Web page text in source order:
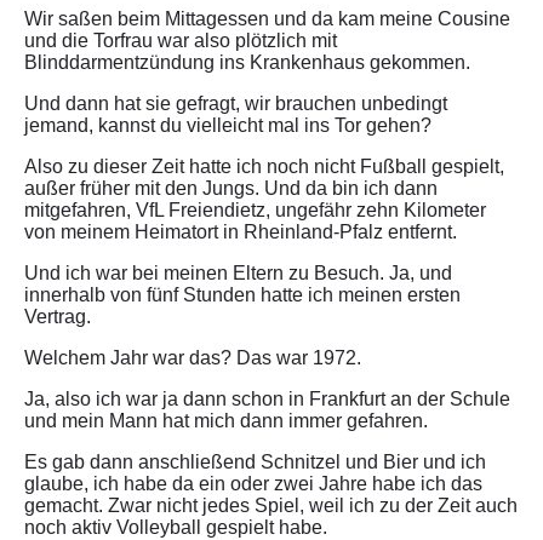
Wir saßen beim Mittagessen und da kam meine Cousine
und die Torfrau war also plötzlich mit
Blinddarmentzündung ins Krankenhaus gekommen.
Und dann hat sie gefragt, wir brauchen unbedingt
jemand, kannst du vielleicht mal ins Tor gehen?
Also zu dieser Zeit hatte ich noch nicht Fußball gespielt,
außer früher mit den Jungs. Und da bin ich dann
mitgefahren, VfL Freiendietz, ungefähr zehn Kilometer
von meinem Heimatort in Rheinland-Pfalz entfernt.
Und ich war bei meinen Eltern zu Besuch. Ja, und
innerhalb von fünf Stunden hatte ich meinen ersten
Vertrag.
Welchem Jahr war das? Das war 1972.
Ja, also ich war ja dann schon in Frankfurt an der Schule
und mein Mann hat mich dann immer gefahren.
Es gab dann anschließend Schnitzel und Bier und ich
glaube, ich habe da ein oder zwei Jahre habe ich das
gemacht. Zwar nicht jedes Spiel, weil ich zu der Zeit auch
noch aktiv Volleyball gespielt habe.